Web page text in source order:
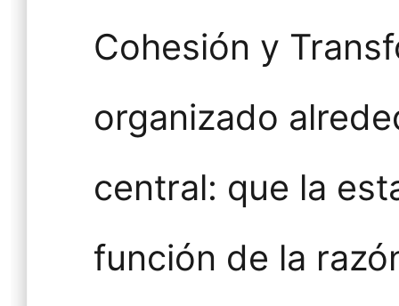
Cohesión y
organizado
central: que la
función de la